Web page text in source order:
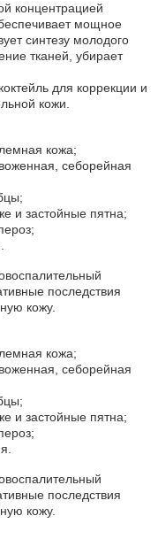
концентрацией
мощное
синтезу молодого
тканей, убирает
для коррекции и
кожи.
кожа;
себорейная
и застойные пятна;
последствия
кожу.
кожа;
себорейная
и застойные пятна;
последствия
кожу.